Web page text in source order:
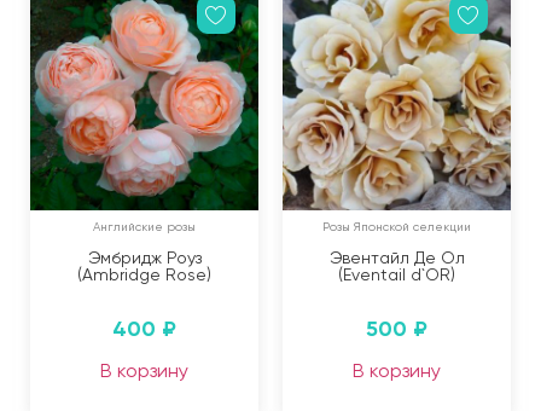
Английские розы
Эмбридж Роуз
(Ambridge Rose)
400 ₽
В корзину
Розы Японской селекции
Эвентайл Де Ол
(Eventail d`OR)
500 ₽
В корзину